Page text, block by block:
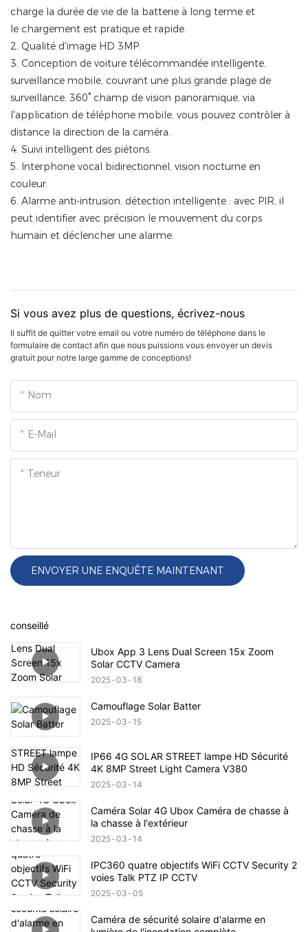
charge la durée de vie de la batterie à long terme et
le chargement est pratique et rapide.
2. Qualité d'image HD 3MP.
3. Conception de voiture télécommandée intelligente,
surveillance mobile, couvrant une plus grande plage de
surveillance, 360° champ de vision panoramique, via
l'application de téléphone mobile, vous pouvez contrôler à
distance la direction de la caméra.
4. Suivi intelligent des piétons.
5. Interphone vocal bidirectionnel, vision nocturne en
couleur.
6. Alarme anti-intrusion, détection intelligente : avec PIR, il
peut identifier avec précision le mouvement du corps
humain et déclencher une alarme.
Si vous avez plus de questions, écrivez-nous
Il suffit de quitter votre email ou votre numéro de téléphone dans le
formulaire de contact afin que nous puissions vous envoyer un devis
gratuit pour notre large gamme de conceptions!
Nom
E-Mail
Teneur
ENVOYER UNE ENQUÊTE MAINTENANT
conseillé
Ubox App 3 Lens Dual Screen 15x Zoom
Solar CCTV Camera
2025 03 18
Camouflage Solar Batter
2025 03 15
IP66 4G SOLAR STREET lampe HD Sécurité
4K 8MP Street Light Camera V380
2025 03 14
Caméra Solar 4G Ubox Caméra de chasse à
la chasse à l'extérieur
2025 03 14
IPC360 quatre objectifs WiFi CCTV Security 2
voies Talk PTZ IP CCTV
2025 03 05
Caméra de sécurité solaire d'alarme en